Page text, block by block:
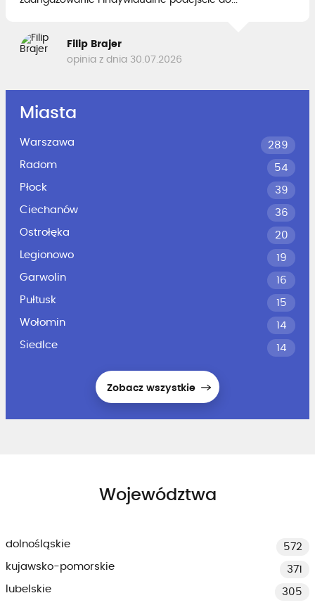
Filip Brajer
opinia z dnia 30.07.2026
Miasta
Warszawa
289
Radom
54
Płock
39
Ciechanów
36
Ostrołęka
20
Legionowo
19
Garwolin
16
Pułtusk
15
Wołomin
14
Siedlce
14
Zobacz wszystkie
Województwa
dolnośląskie
572
kujawsko-pomorskie
371
lubelskie
305